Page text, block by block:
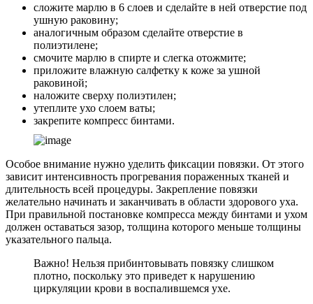
сложите марлю в 6 слоев и сделайте в ней отверстие под
ушную раковину;
аналогичным образом сделайте отверстие в
полиэтилене;
смочите марлю в спирте и слегка отожмите;
приложите влажную салфетку к коже за ушной
раковиной;
наложите сверху полиэтилен;
утеплите ухо слоем ваты;
закрепите компресс бинтами.
Особое внимание нужно уделить фиксации повязки. От этого
зависит интенсивность прогревания пораженных тканей и
длительность всей процедуры. Закрепление повязки
желательно начинать и заканчивать в области здорового уха.
При правильной постановке компресса между бинтами и ухом
должен оставаться зазор, толщина которого меньше толщины
указательного пальца.
Важно! Нельзя прибинтовывать повязку слишком
плотно, поскольку это приведет к нарушению
циркуляции крови в воспалившемся ухе.